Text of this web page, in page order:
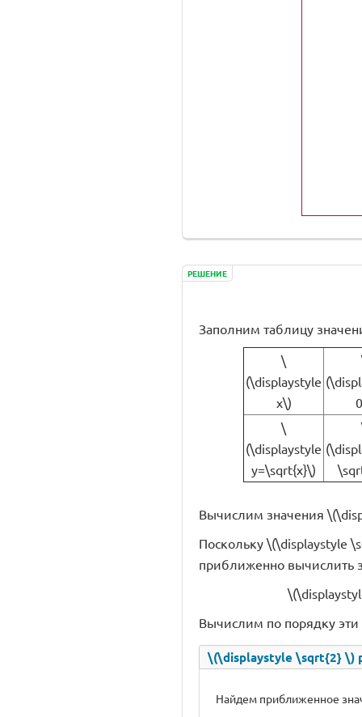
РЕШЕНИЕ
Заполним таблицу
\
(\displaystyle
x\)
\
(\displaystyle
y=\sqrt{x}\)
Вычислим значения
Поскольку \(\displaystyle
приближенно вычислить
Вычислим по порядку эти
\(\displaystyle \sqrt{2} \)
Найдем приближенное